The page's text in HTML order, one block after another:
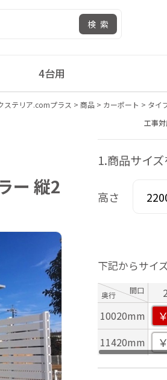
検索
4台用
ステリア.comプラス > 商品> カーポート > タイ
ー 縦2
工事
1.商品サイ
高さ
下記からサイ
奥行 間口
10020mm
11420mm